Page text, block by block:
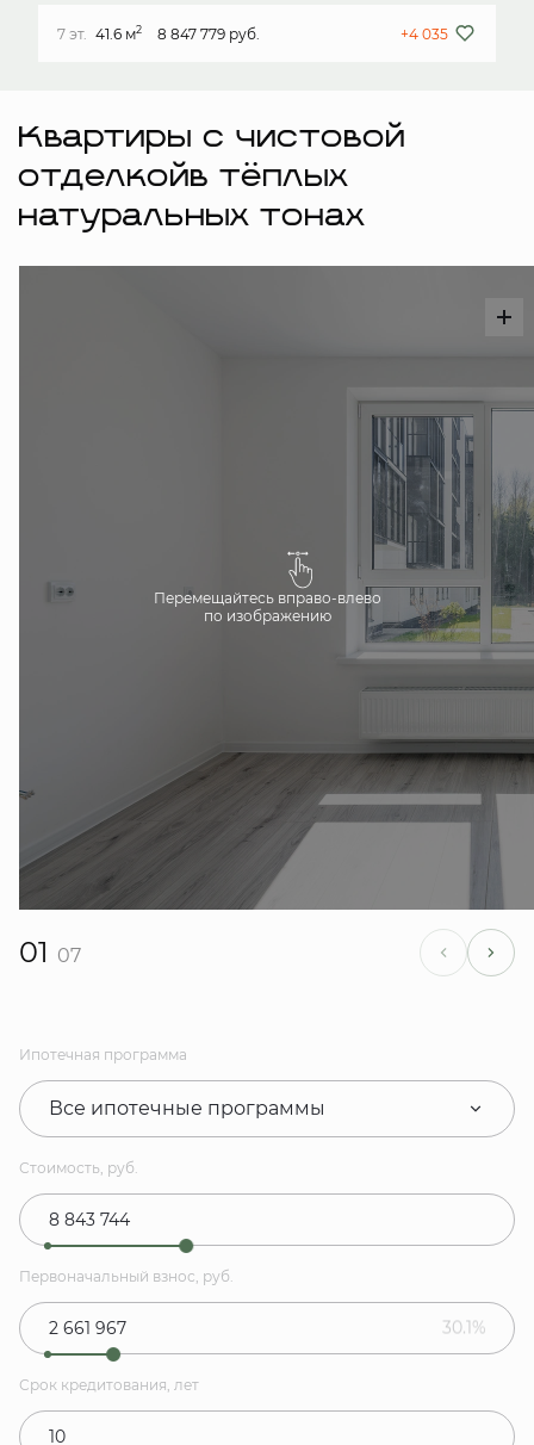
7 эт. 41.6 м2 8 847 779 руб. +4 035
Квартиры с чистовой
отделкойв тёплых
натуральных тонах
Перемещайтесь вправо-влево
по изображению
01 07
Ипотечная программа
Все ипотечные программы
Стоимость, руб.
Первоначальный взнос, руб.
30.1%
Срок кредитования, лет